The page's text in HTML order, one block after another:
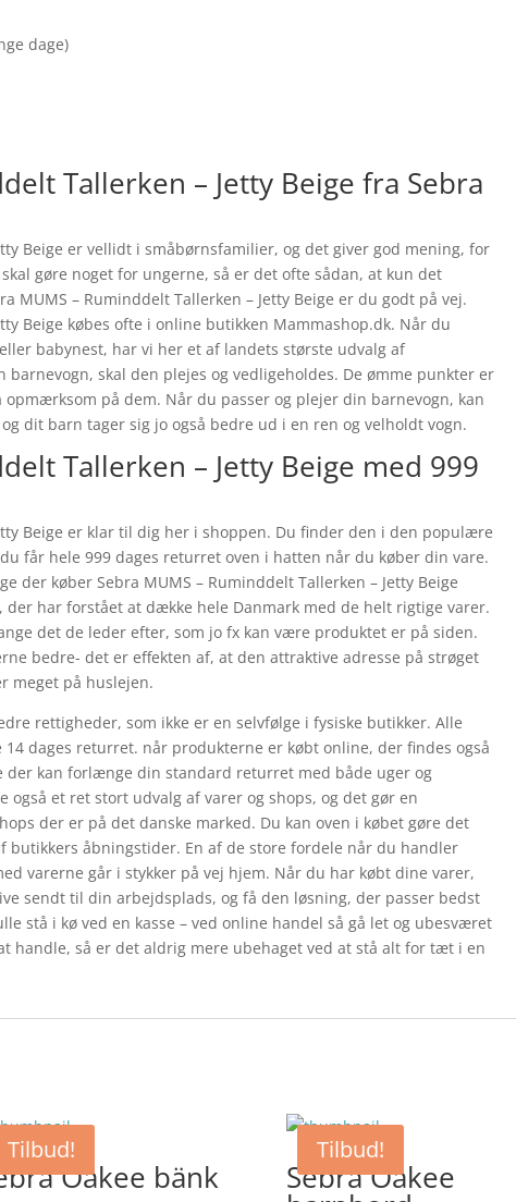
dage)
Tallerken – Jetty Beige fra Sebra
Beige er vellidt i småbørnsfamilier, og det giver god mening, for
gøre noget for ungerne, så er det ofte sådan, at kun det
MUMS – Ruminddelt Tallerken – Jetty Beige er du godt på vej.
Beige købes ofte i online butikken Mammashop.dk. Når du
babynest, har vi her et af landets største udvalg af
skal den plejes og vedligeholdes. De ømme punkter er
på dem. Når du passer og plejer din barnevogn, kan
dit barn tager sig jo også bedre ud i en ren og velholdt vogn.
Tallerken – Jetty Beige med 999
Beige er klar til dig her i shoppen. Du finder den i den populære
får hele 999 dages returret oven i hatten når du køber din vare.
der køber Sebra MUMS – Ruminddelt Tallerken – Jetty Beige
har forstået at dække hele Danmark med de helt rigtige varer.
det de leder efter, som jo fx kan være produktet er på siden.
bedre- det er effekten af, at den attraktive adresse på strøget
meget på huslejen.
rettigheder, som ikke er en selvfølge i fysiske butikker. Alle
dages returret. når produkterne er købt online, der findes også
der kan forlænge din standard returret med både uger og
et ret stort udvalg af varer og shops, og det gør en
der er på det danske marked. Du kan oven i købet gøre det
åbningstider. En af de store fordele når du handler
varerne går i stykker på vej hjem. Når du har købt dine varer,
sendt til din arbejdsplads, og få den løsning, der passer bedst
stå i kø ved en kasse – ved online handel så gå let og ubesværet
handle, så er det aldrig mere ubehaget ved at stå alt for tæt i en
Tilbud!
Oakee bänk
Tilbud!
Sebra Oakee